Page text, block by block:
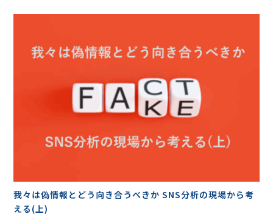
我々は偽情報とどう向き合うべきか SNS分析の現場から考
える(上)